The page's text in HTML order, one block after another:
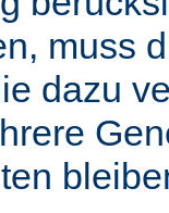
muss
dazu